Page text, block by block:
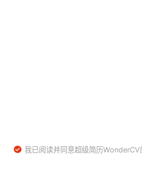
我已阅读并同意超级简历WonderCV